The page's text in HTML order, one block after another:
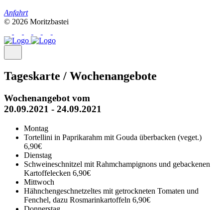
Anfahrt
© 2026 Moritzbastei
Tageskarte / Wochenangebote
Wochenangebot vom
20.09.2021 - 24.09.2021
Montag
Tortellini in Paprikarahm mit Gouda überbacken (veget.)
6,90€
Dienstag
Schweineschnitzel mit Rahmchampignons und gebackenen
Kartoffelecken 6,90€
Mittwoch
Hähnchengeschnetzeltes mit getrockneten Tomaten und
Fenchel, dazu Rosmarinkartoffeln 6,90€